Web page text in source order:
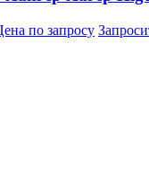
по запросу